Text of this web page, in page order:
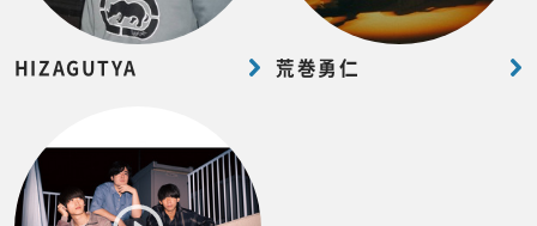
HIZAGUTYA 荒巻勇仁